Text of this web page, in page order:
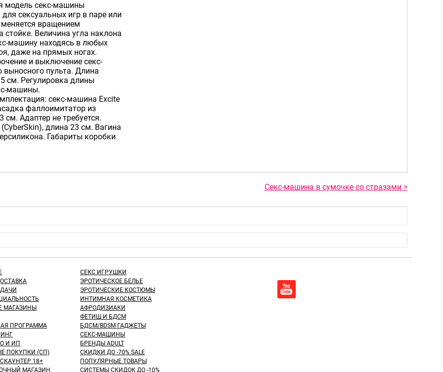
модель секс-машины
сексуальных игр в паре или
вращением
стойке. Величина угла наклона
машину находясь в любых
даже на прямых ногах.
и выключение секс-
пульта. Длина
см. Регулировка длины
машины.
секс-машина Excite
фаллоимитатор из
Адаптер не требуется.
длина 23 см. Вагина
Габариты коробки
Секс-машина в сумочке со стразами >
МАГАЗИНЫ
ПРОГРАММА
И ИП
ПОКУПКИ (СП)
18+
МАГАЗИН
СЕКС ИГРУШКИ
ЭРОТИЧЕСКОЕ БЕЛЬЕ
ЭРОТИЧЕСКИЕ КОСТЮМЫ
ИНТИМНАЯ КОСМЕТИКА
АФРОДИЗИАКИ
ФЕТИШ И БДСМ
БДСМ/BDSM ГАДЖЕТЫ
СЕКС-МАШИНЫ
БРЕНДЫ ADULT
СКИДКИ ДО -70% SALE
ПОПУЛЯРНЫЕ ТОВАРЫ
СИСТЕМЫ СКИДОК ДО -10%